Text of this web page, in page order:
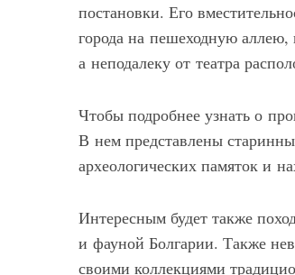
постановки. Его
города на пешеходную аллею,
а неподалеку от театра
Чтобы подробнее узнать о
В нем представлены
археологических памяток и
Интересным будет также
и фауной Болгарии. Также
своими коллекциями